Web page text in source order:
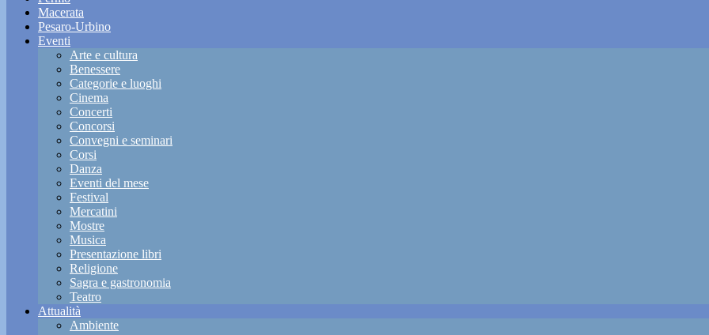
Macerata
Pesaro-Urbino
Eventi
Arte e cultura
Benessere
Categorie e luoghi
Cinema
Concerti
Concorsi
Convegni e seminari
Corsi
Danza
Eventi del mese
Festival
Mercatini
Mostre
Musica
Presentazione libri
Religione
Sagra e gastronomia
Teatro
Attualità
Ambiente